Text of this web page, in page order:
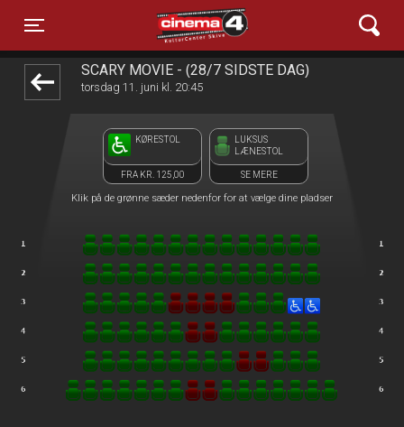
Toggle navigation
Cinema4
SCARY MOVIE - (28/7 SIDSTE DAG)
torsdag 11. juni kl. 20:45
KØRESTOL
FRA KR. 125,00
LUKSUS
LÆNESTOL
SE MERE
Klik på de grønne sæder nedenfor for at vælge dine pladser
front03-cc 071414